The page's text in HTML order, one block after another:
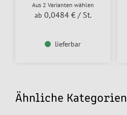
Aus 2 Varianten wählen
ab 0,0484 € / St.
lieferbar
Ähnliche Kategorien